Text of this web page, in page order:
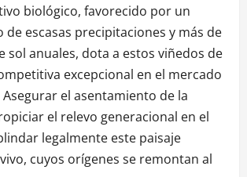
biológico, favorecido por un
de escasas precipitaciones y más de
sol anuales, dota a estos viñedos de
excepcional en el mercado
el asentamiento de la
el relevo generacional en el
legalmente este paisaje
cuyos orígenes se remontan al